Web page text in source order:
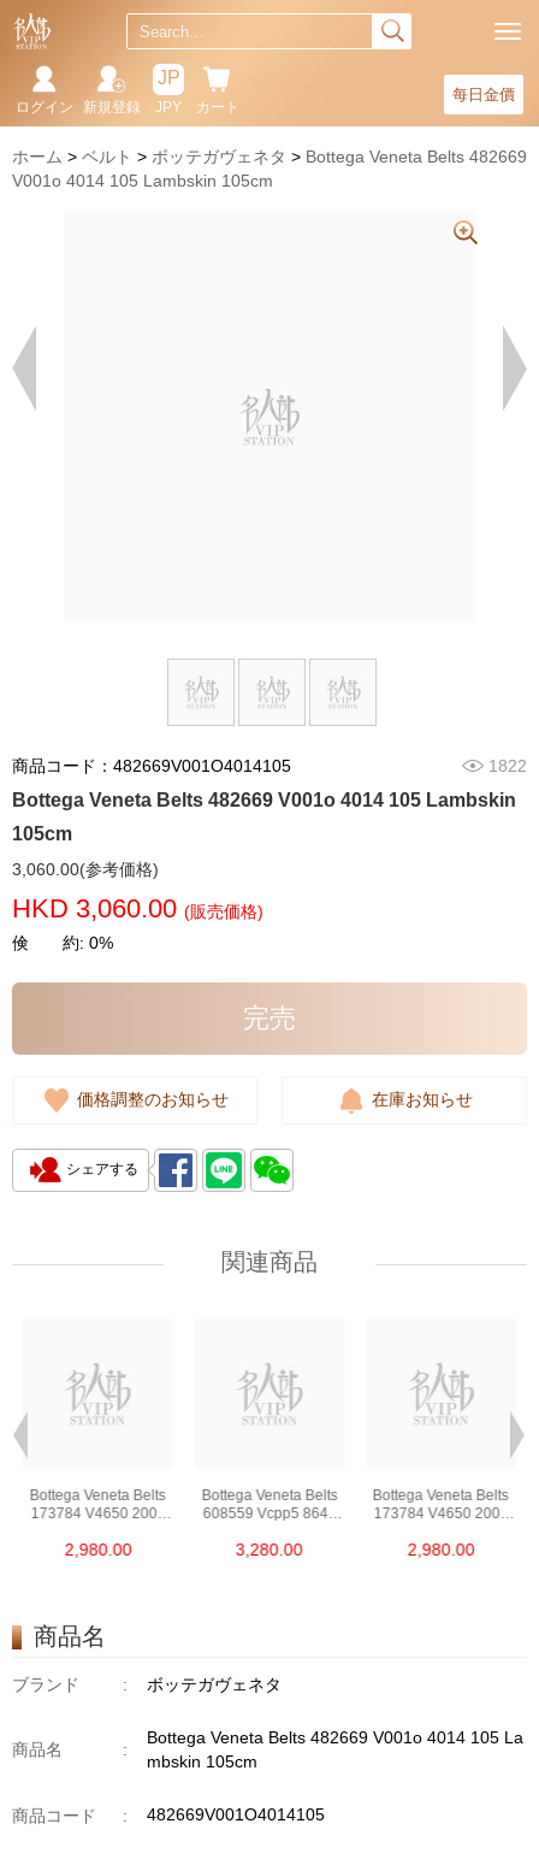
每日金價
カート
JP
JPY
新規登録
ログイン
ホーム ベルト ボッテガヴェネタ
Bottega Veneta Belts 482669
V001o 4014 105 Lambskin 105cm
商品コード：482669V001O4014105 1822
Bottega Veneta Belts 482669 V001o 4014 105 Lambskin
105cm
3,060.00(参考価格)
HKD 3,060.00 (販売価格)
倹 約: 0%
完売
価格調整のお知らせ 在庫お知らせ
シェアする
関連商品
Bottega Veneta Belts
173784 V4650 2006
2,980.00
Bottega Veneta Belts
608559 Vcpp5 8648
3,280.00
Bottega Veneta Belts
173784 V4650 2006
2,980.00
商品名
ブランド : ボッテガヴェネタ
商品名 :
Bottega Veneta Belts 482669 V001o 4014 105 La
mbskin 105cm
商品コード : 482669V001O4014105